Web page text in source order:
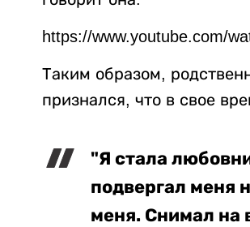
https://www.youtube.com/
Таким образом,
признался, что в свое
"Я стала
подвергал меня
меня. Снимал на